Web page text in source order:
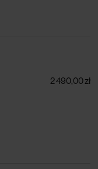
2 490,00 zł